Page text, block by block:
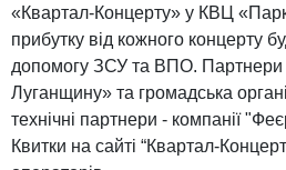
«Квартал-Концерту» у КВЦ
прибутку від кожного концерту
допомогу ЗСУ та ВПО.
Луганщину» та громадська
технічні партнери - компанії
Квитки на сайті “Квартал-